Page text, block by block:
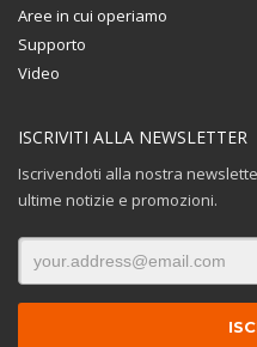
Aree in cui operiamo
Supporto
Video
ISCRIVITI ALLA NEWSLETTER
Iscrivendoti alla nostra
ultime notizie e promozioni.